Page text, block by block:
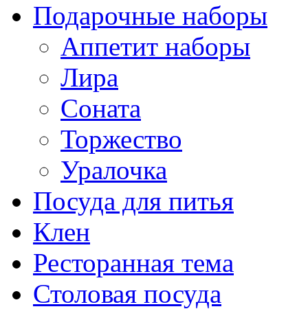
Подарочные наборы
Аппетит наборы
Лира
Соната
Торжество
Уралочка
Посуда для питья
Клен
Ресторанная тема
Столовая посуда